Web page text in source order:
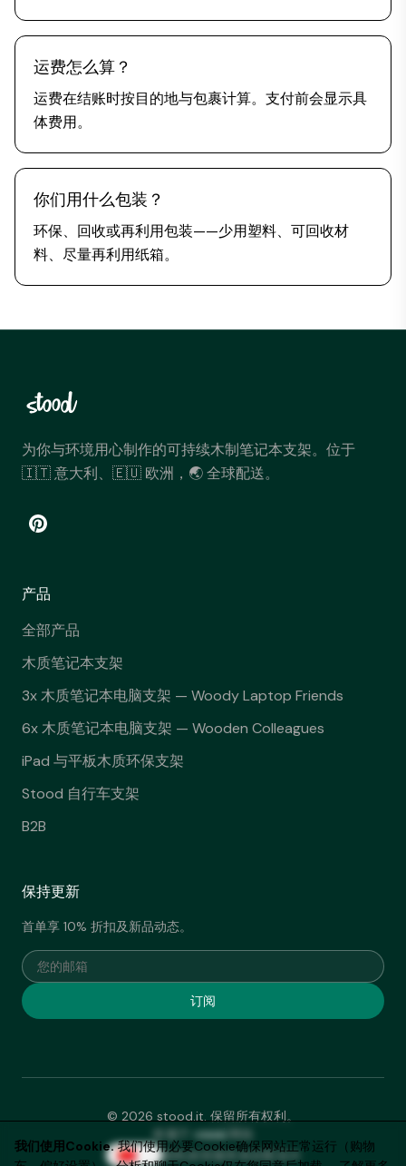
运费怎么算？
运费在结账时按目的地与包裹计算。支付前会显示具
体费用。
你们用什么包装？
环保、回收或再利用包装——少用塑料、可回收材
料、尽量再利用纸箱。
为你与环境用心制作的可持续木制笔记本支架。位于
🇮🇹 意大利、🇪🇺 欧洲，🌏 全球配送。
产品
全部产品
木质笔记本支架
3x 木质笔记本电脑支架 — Woody Laptop Friends
6x 木质笔记本电脑支架 — Wooden Colleagues
iPad 与平板木质环保支架
Stood 自行车支架
B2B
保持更新
首单享 10% 折扣及新品动态。
您的邮箱
订阅
© 2026 stood.it. 保留所有权利。
隶属于 ommi
隐私政策服务条款配送AI
我们使用Cookie.我们使用必要Cookie确保网站正常运行（购物